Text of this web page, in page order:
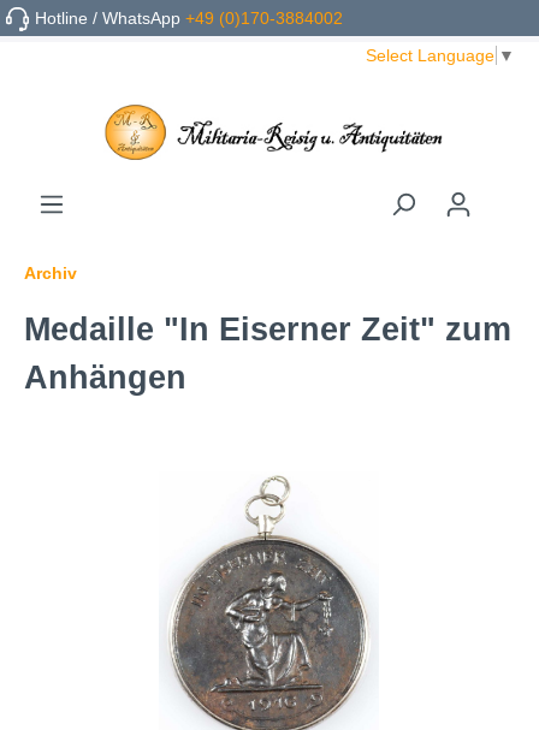
Hotline / WhatsApp+49 (0)170-3884002
Select Language ▼
Archiv
Medaille "In Eiserner Zeit" zum
Anhängen